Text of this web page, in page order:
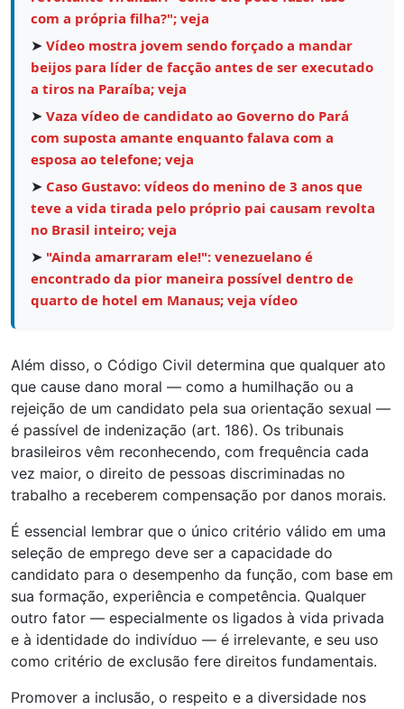
com a própria filha?"; veja
➤ Vídeo mostra jovem sendo forçado a mandar
beijos para líder de facção antes de ser executado
a tiros na Paraíba; veja
➤ Vaza vídeo de candidato ao Governo do Pará
com suposta amante enquanto falava com a
esposa ao telefone; veja
➤ Caso Gustavo: vídeos do menino de 3 anos que
teve a vida tirada pelo próprio pai causam revolta
no Brasil inteiro; veja
➤ "Ainda amarraram ele!": venezuelano é
encontrado da pior maneira possível dentro de
quarto de hotel em Manaus; veja vídeo
Além disso, o Código Civil determina que qualquer ato
que cause dano moral — como a humilhação ou a
rejeição de um candidato pela sua orientação sexual —
é passível de indenização (art. 186). Os tribunais
brasileiros vêm reconhecendo, com frequência cada
vez maior, o direito de pessoas discriminadas no
trabalho a receberem compensação por danos morais.
É essencial lembrar que o único critério válido em uma
seleção de emprego deve ser a capacidade do
candidato para o desempenho da função, com base em
sua formação, experiência e competência. Qualquer
outro fator — especialmente os ligados à vida privada
e à identidade do indivíduo — é irrelevante, e seu uso
como critério de exclusão fere direitos fundamentais.
Promover a inclusão, o respeito e a diversidade nos